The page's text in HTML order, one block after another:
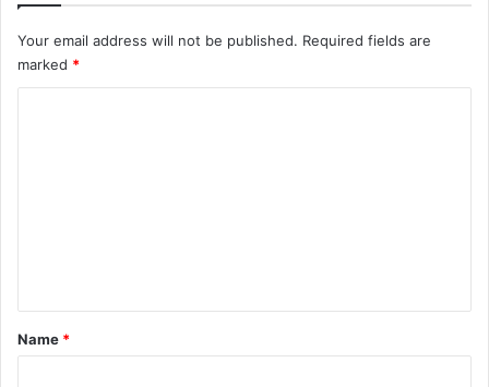
Your email address will not be published. Required fields are
marked *
*
Name *